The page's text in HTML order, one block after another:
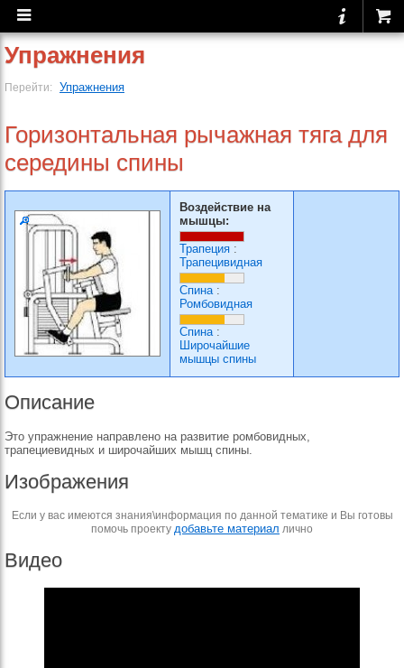
Упражнения
Перейти: Упражнения
Горизонтальная рычажная тяга для
середины спины
Воздействие на
мышцы:
Трапеция :
Трапецивидная
Спина:
Ромбовидная
Спина:
Широчайшие
мышцы спины
Описание
Это упражнение направлено на развитие ромбовидных,
трапециевидных и широчайших мышц спины.
Изображения
Если у вас имеются знания\информация по данной тематике и Вы готовы
помочь проекту добавьте материал лично
Видео